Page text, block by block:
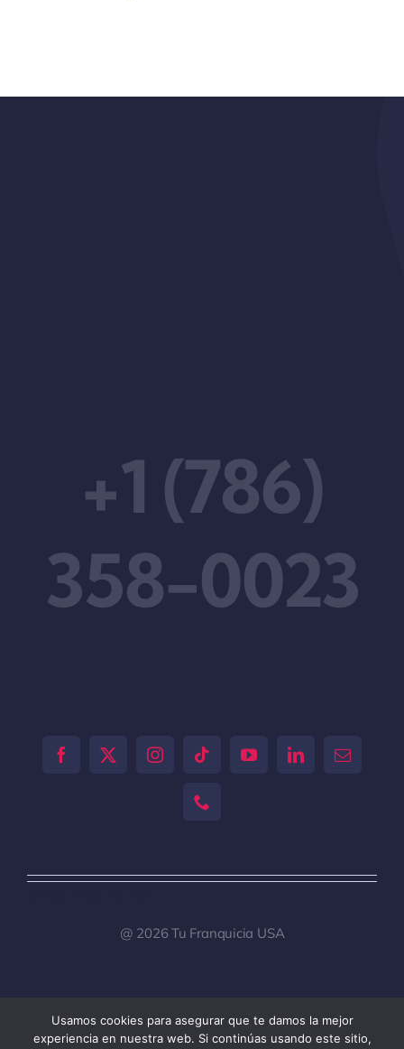
+1 (786)
358-0023
@ 2026 Tu Franquicia USA
Toggle
Usamos cookies para asegurar que te damos la mejor
experiencia en nuestra web. Si continúas usando este sitio,